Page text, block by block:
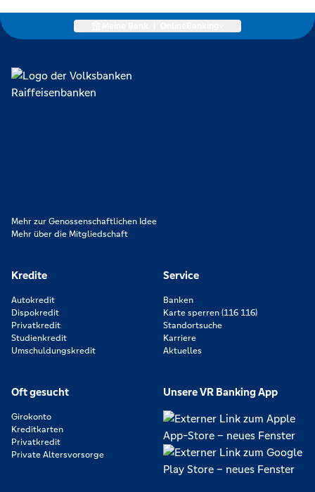
Mehr zur Genossenschaftlichen Idee
Mehr über die Mitgliedschaft
Kredite
Autokredit
Dispokredit
Privatkredit
Studienkredit
Umschuldungskredit
Service
Banken
Karte sperren (116 116)
Standortsuche
Karriere
Aktuelles
Oft gesucht
Girokonto
Kreditkarten
Privatkredit
Private Altersvorsorge
Unsere VR Banking App